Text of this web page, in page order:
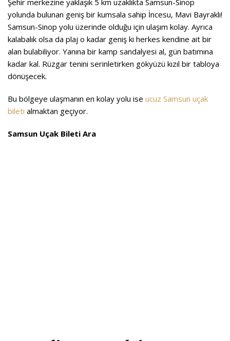
yolunda bulunan geniş bir kumsala sahip İncesu, Mavi Bayraklı!
Samsun-Sinop yolu üzerinde olduğu için ulaşım kolay. Ayrıca
kalabalık olsa da plaj o kadar geniş ki herkes kendine ait bir
alan bulabiliyor. Yanına bir kamp sandalyesi al, gün batımına
kadar kal. Rüzgar tenini serinletirken gökyüzü kızıl bir tabloya
dönüşecek.
Bu bölgeye ulaşmanın en kolay yolu ise ucuz Samsun uçak
bileti almaktan geçiyor.
Samsun Uçak Bileti Ara